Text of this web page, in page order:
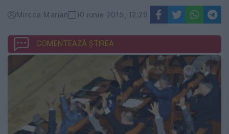
Mircea Marian 10 iunie 2015, 12:29
COMENTEAZĂ ȘTIREA